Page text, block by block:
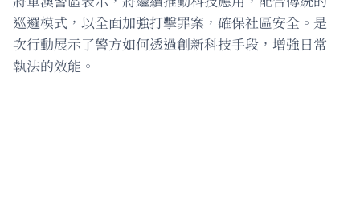
巡邏模式，以全面加強打擊罪案，確保社區安全。是
次行動展示了警方如何透過創新科技手段，增強日常
執法的效能。